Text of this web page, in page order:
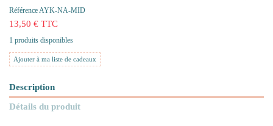
RéférenceAYK-NA-MID
13,50 € TTC
1 produits disponibles
Ajouter à ma liste de cadeaux
Description
Détails du produit